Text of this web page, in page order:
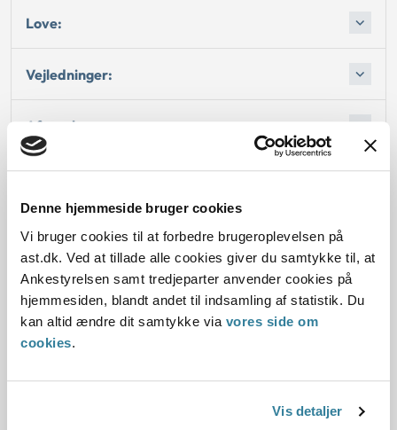
Denne hjemmeside bruger cookies
Vi bruger cookies til at forbedre brugeroplevelsen på
ast.dk. Ved at tillade alle cookies giver du samtykke til, at
Ankestyrelsen samt tredjeparter anvender cookies på
hjemmesiden, blandt andet til indsamling af statistik. Du
kan altid ændre dit samtykke via vores side om
cookies.
Vis detaljer
Love:
Vejledninger:
Afgørelse:
Afgørelse:
Afgørelse:
Afgørelse:
Dato for underskrift